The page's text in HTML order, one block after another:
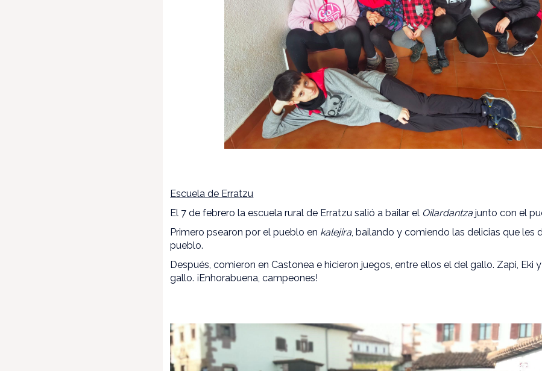
Escuela de Erratzu
El 7 de febrero la escuela rural de Erratzu salió a bailar el Oilardantza junto con el
Primero psearon por el pueblo en kalejira, bailando y comiendo las delicias que les
pueblo.
Después, comieron en Castonea e hicieron juegos, entre ellos el del gallo. Zapi, Eki
gallo. ¡Enhorabuena, campeones!